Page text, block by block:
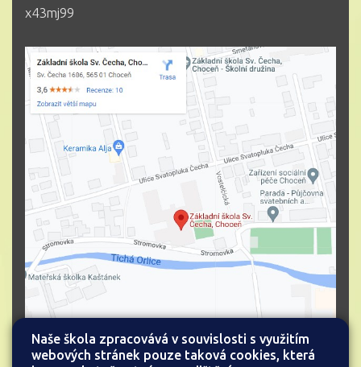
x43mj99
Naše škola zpracovává v souvislosti s využitím
webových stránek pouze taková cookies, která